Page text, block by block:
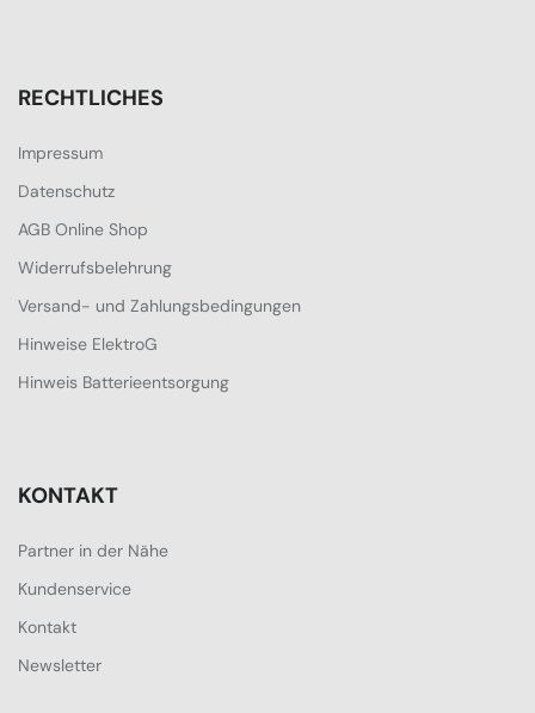
RECHTLICHES
Impressum
Datenschutz
AGB Online Shop
Widerrufsbelehrung
Versand- und Zahlungsbedingungen
Hinweise ElektroG
Hinweis Batterieentsorgung
KONTAKT
Partner in der Nähe
Kundenservice
Kontakt
Newsletter